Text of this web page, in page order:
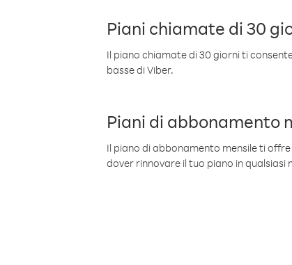
Piani chiamate di 30
Il piano chiamate di 30 giorni ti
basse di Viber.
Piani di abbonamento
Il piano di abbonamento mensile ti
dover rinnovare il tuo piano in